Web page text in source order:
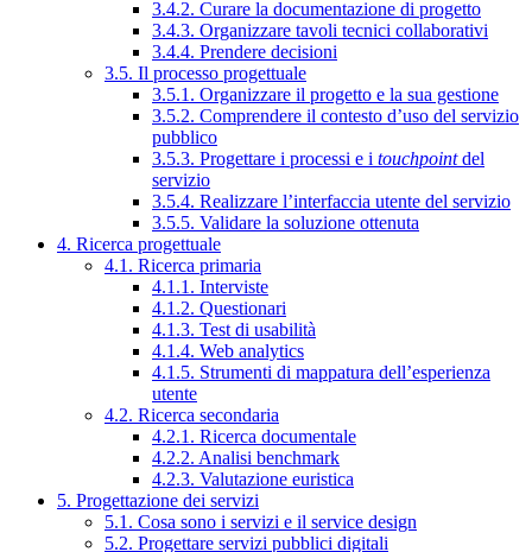
3.4.2. Curare la documentazione di progetto
3.4.3. Organizzare tavoli tecnici collaborativi
3.4.4. Prendere decisioni
3.5. Il processo progettuale
3.5.1. Organizzare il progetto e la sua gestione
3.5.2. Comprendere il contesto d’uso del servizio
pubblico
3.5.3. Progettare i processi e i touchpointdel
servizio
3.5.4. Realizzare l’interfaccia utente del servizio
3.5.5. Validare la soluzione ottenuta
4. Ricerca progettuale
4.1. Ricerca primaria
4.1.1. Interviste
4.1.2. Questionari
4.1.3. Test di usabilità
4.1.4. Web analytics
4.1.5. Strumenti di mappatura dell’esperienza
utente
4.2. Ricerca secondaria
4.2.1. Ricerca documentale
4.2.2. Analisi benchmark
4.2.3. Valutazione euristica
5. Progettazione dei servizi
5.1. Cosa sono i servizi e il service design
5.2. Progettare servizi pubblici digitali